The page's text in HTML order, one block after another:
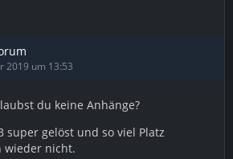
2019 um 13:53
du keine Anhänge?
super gelöst und so viel Platz
wieder nicht.